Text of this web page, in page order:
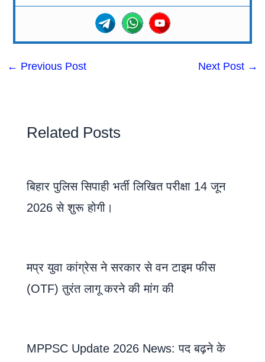
← Previous Post Next Post →
Related Posts
बिहार पुलिस सिपाही भर्ती लिखित परीक्षा 14 जून
2026 से शुरू होगी।
मप्र युवा कांग्रेस ने सरकार से वन टाइम फीस
(OTF) तुरंत लागू करने की मांग की
MPPSC Update 2026 News: पद बढ़ने के